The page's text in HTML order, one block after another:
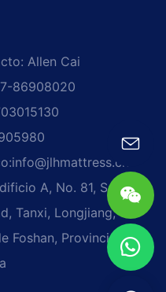
Allen Cai
86908020
info@jlhmattress.cn
A, No. 81, Sección
Tanxi, Longjiang,
Foshan, Provincia de